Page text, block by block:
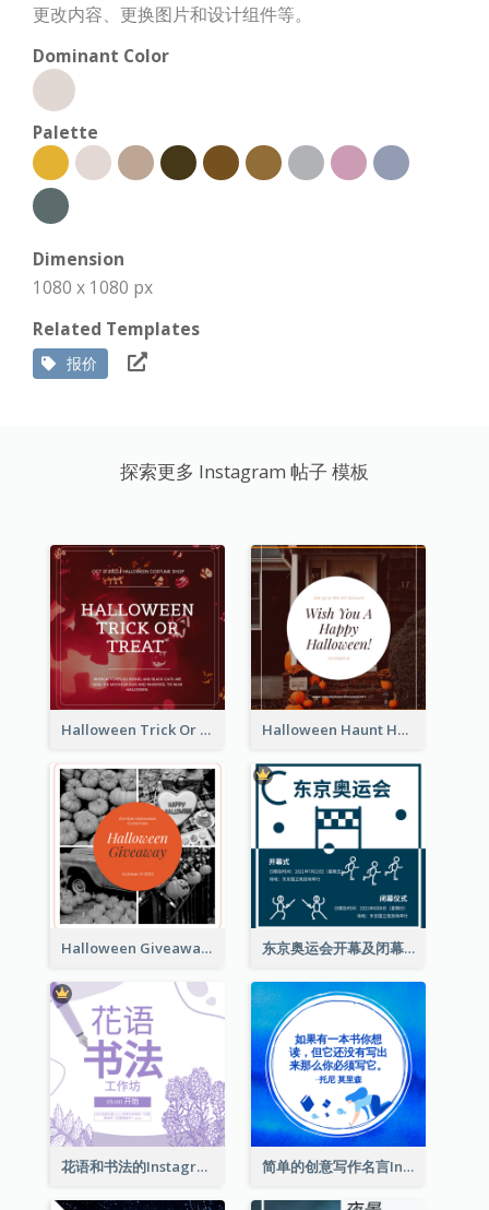
更改内容、更换图片和设计组件等。
Dominant Color
Palette
Dimension
1080 x 1080 px
Related Templates
报价
探索更多 Instagram 帖子 模板
Halloween Trick Or Treat Instagram Post Halloween Haunt House Instagram Post
Halloween Giveaway Instagram Post 东京奥运会开幕及闭幕式Instagram帖子
花语和书法的Instagram帖子 简单的创意写作名言Instagram帖子